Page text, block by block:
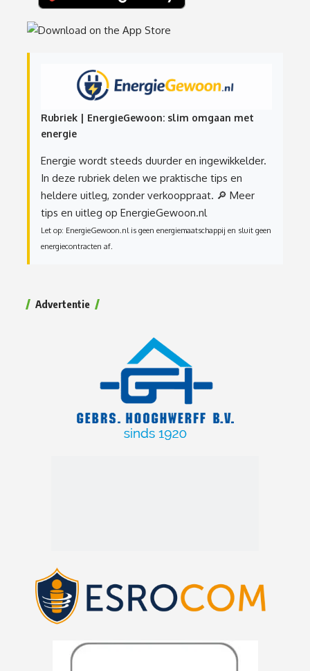
Rubriek | EnergieGewoon: slim omgaan met
energie
Energie wordt steeds duurder en ingewikkelder.
In deze rubriek delen we praktische tips en
heldere uitleg, zonder verkooppraat. 🔎 Meer
tips en uitleg op EnergieGewoon.nl
Let op: EnergieGewoon.nl is geen energiemaatschappij en sluit geen
energiecontracten af.
Advertentie